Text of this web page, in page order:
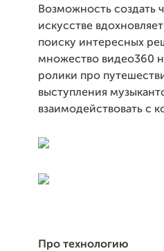
Возможность создать
искусстве
поиску интересных
множество видео360
ролики про
выступления
взаимодействовать с
Про технологию